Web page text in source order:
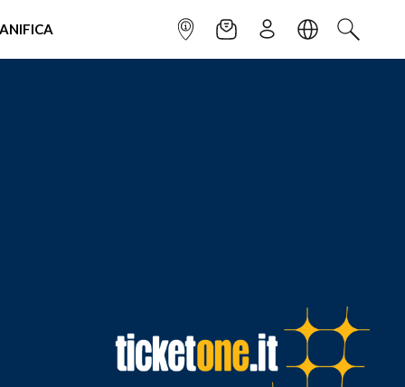
INFOPOINTNEWSLETTER
ISCRIVITILINGUACERCA